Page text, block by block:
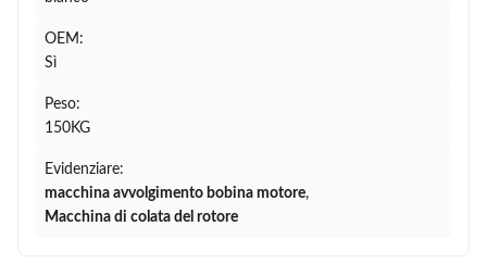
OEM:
Sì
Peso:
150KG
Evidenziare:
macchina avvolgimento bobina motore,
Macchina di colata del rotore